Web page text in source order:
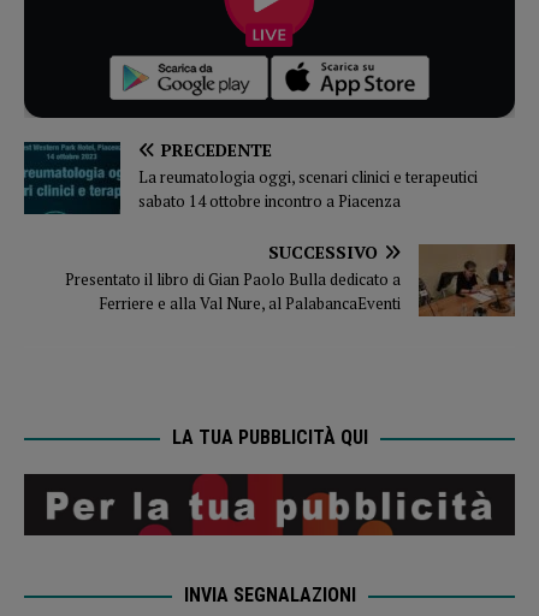
PRECEDENTE
La reumatologia oggi, scenari clinici e terapeutici
sabato 14 ottobre incontro a Piacenza
SUCCESSIVO
Presentato il libro di Gian Paolo Bulla dedicato a
Ferriere e alla Val Nure, al PalabancaEventi
LA TUA PUBBLICITÀ QUI
INVIA SEGNALAZIONI